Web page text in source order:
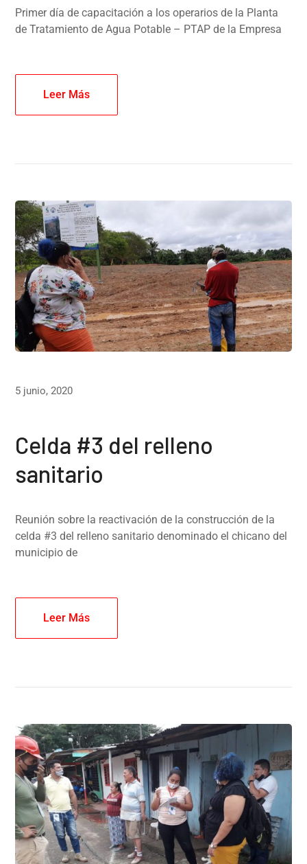
Primer día de capacitación a los operarios de la Planta
de Tratamiento de Agua Potable – PTAP de la Empresa
Leer Más
5 junio, 2020
Celda #3 del relleno
sanitario
Reunión sobre la reactivación de la construcción de la
celda #3 del relleno sanitario denominado el chicano del
municipio de
Leer Más